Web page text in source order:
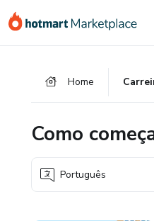
para
para
para
Home
Como
Português